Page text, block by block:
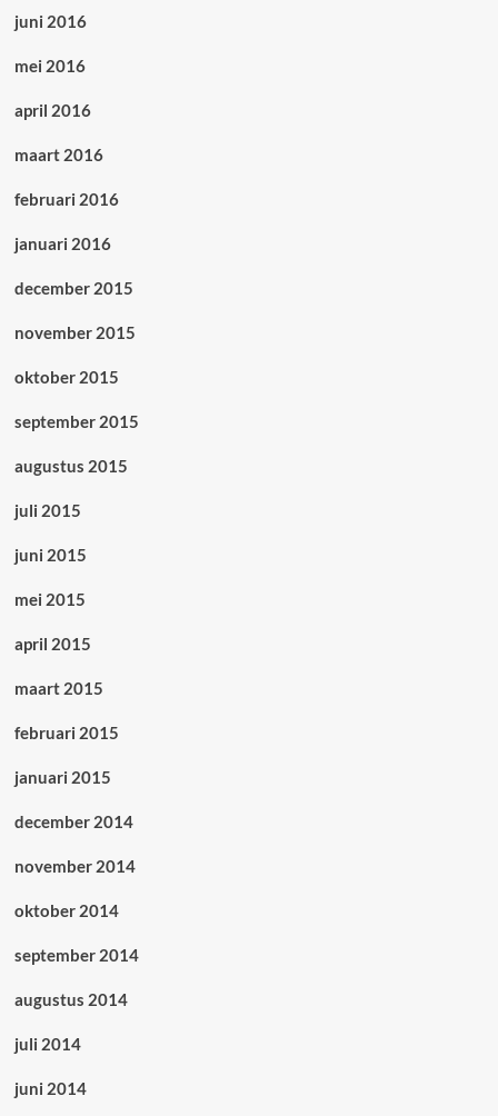
juni 2016
mei 2016
april 2016
maart 2016
februari 2016
januari 2016
december 2015
november 2015
oktober 2015
september 2015
augustus 2015
juli 2015
juni 2015
mei 2015
april 2015
maart 2015
februari 2015
januari 2015
december 2014
november 2014
oktober 2014
september 2014
augustus 2014
juli 2014
juni 2014